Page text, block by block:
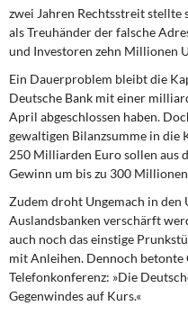
zwei Jahren Rechtsstreit
als Treuhänder der falsche
und Investoren zehn Millionen
Ein Dauerproblem bleibt die
Deutsche Bank mit einer
April abgeschlossen haben.
gewaltigen Bilanzsumme in
250 Milliarden Euro sollen aus
Gewinn um bis zu 300
Zudem droht Ungemach in
Auslandsbanken verschärft
auch noch das einstige
mit Anleihen. Dennoch betonte
Telefonkonferenz: »Die
Gegenwindes auf Kurs.«